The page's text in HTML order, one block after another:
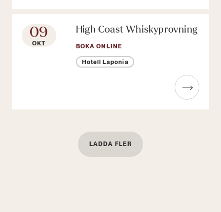
09
OKT
High Coast Whiskyprovning
BOKA ONLINE
Hotell Laponia
Läs mer om High Coast
LADDA FLER